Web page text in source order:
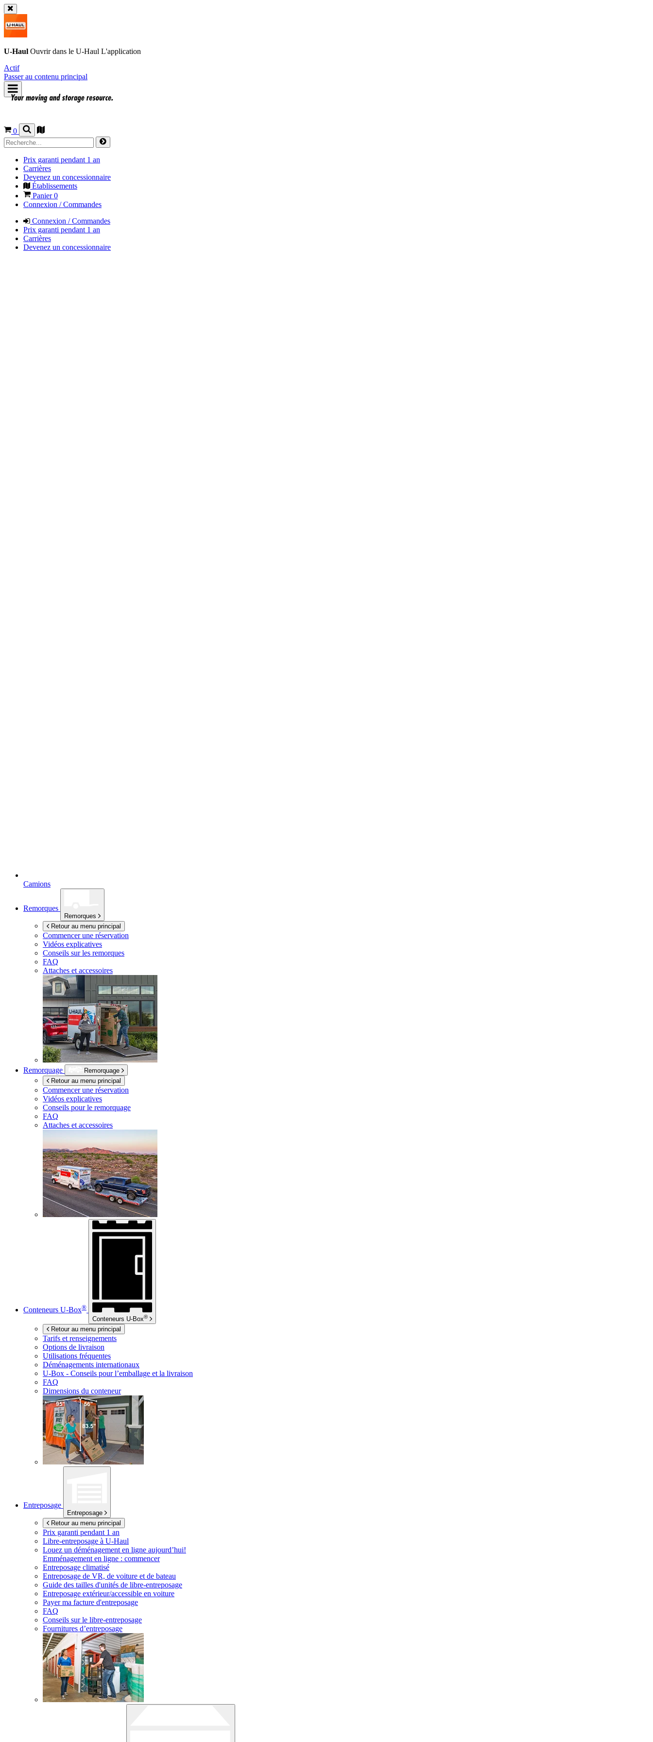
U-Haul Ouvrir dans le U-Haul L'application
Actif
Passer au contenu principal
0
Prix garanti pendant 1 an
Carrières
Devenez un concessionnaire
Établissements
Panier0
Connexion / Commandes
Connexion / Commandes
Prix garanti pendant 1 an
Carrières
Devenez un concessionnaire
Camions
Remorques
Remorques
Retour au menu principal
Commencer une réservation
Vidéos explicatives
Conseils sur les remorques
FAQ
Attaches et accessoires
Remorquage
Remorquage
Retour au menu principal
Commencer une réservation
Vidéos explicatives
Conseils pour le remorquage
FAQ
Attaches et accessoires
Conteneurs U-Box®
Conteneurs U-Box®
Retour au menu principal
Tarifs et renseignements
Options de livraison
Utilisations fréquentes
Déménagements internationaux
U-Box - Conseils pour l’emballage et la livraison
FAQ
Dimensions du conteneur
Entreposage
Entreposage
Retour au menu principal
Prix garanti pendant 1 an
Libre-entreposage à U-Haul
Louez un déménagement en ligne aujourd’hui!
Emménagement en ligne : commencer
Entreposage climatisé
Entreposage de VR, de voiture et de bateau
Guide des tailles d'unités de libre-entreposage
Entreposage extérieur/accessible en voiture
Payer ma facture d'entreposage
FAQ
Conseils sur le libre-entreposage
Fournitures d’entreposage